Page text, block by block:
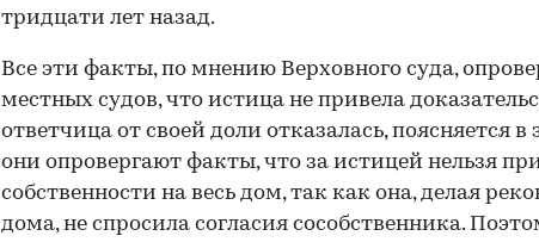
тридцати лет назад.
Все эти факты, по мнению Верховного суда,
местных судов, что истица не привела
ответчица от своей доли отказалась, поясняется
они опровергают факты, что за истицей нельзя
собственности на весь дом, так как она, делая
дома, не спросила согласия сособственника.